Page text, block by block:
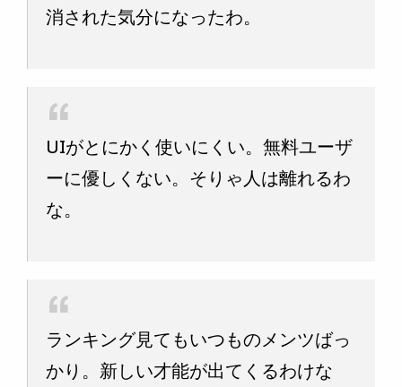
消された気分になったわ。
UIがとにかく使いにくい。無料ユーザ
ーに優しくない。そりゃ人は離れるわ
な。
ランキング見てもいつものメンツばっ
かり。新しい才能が出てくるわけな